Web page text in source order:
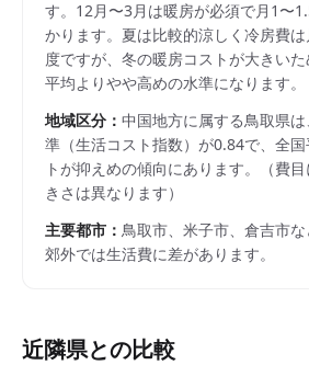
す。12月〜3月は暖房が必須で月1〜
かります。夏は比較的涼しく冷房費
度ですが、冬の暖房コストが大きい
平均よりやや高めの水準になります。
地域区分： 中国地方に属する鳥取県
準（生活コスト指数）が0.84で、 全
トが抑えめの傾向にあります。
（費
きさは異なります）
主要都市： 鳥取市、米子市、倉吉市
郊外では生活費に差があります。
近隣県との比較